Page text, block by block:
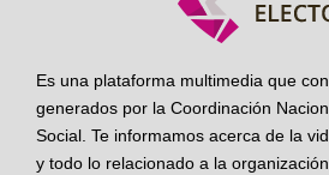
Es una plataforma multimedia que
generados por la Coordinación
Social. Te informamos acerca de la
y todo lo relacionado a la